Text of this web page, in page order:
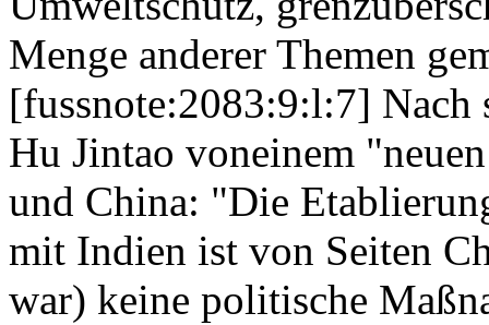
Menge anderer Themen
[fussnote:2083:9:l:7] Nach
Hu Jintao voneinem
und China: "Die
mit Indien ist von Seiten
war) keine politische